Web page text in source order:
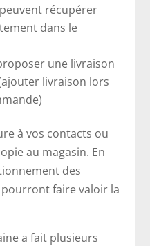
récupérer
dans le
une livraison
livraison lors
à vos contacts ou
au magasin. En
des
faire valoir la
a fait plusieurs